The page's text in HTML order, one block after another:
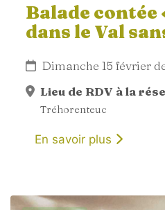
Balade contée
dans le Val
Dimanche 15 février
Lieu de RDV à la
Tréhorenteuc
En savoir plus